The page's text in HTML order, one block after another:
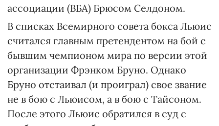
ассоциации (ВБА) Брюсом Селдоном.
В списках Всемирного совета бокса Льюис
считался главным претендентом на бой с
бывшим чемпионом мира по версии этой
организации Фрэнком Бруно. Однако
Бруно отстаивал (и проиграл) свое звание
не в бою с Льюисом, а в бою с Тайсоном.
После этого Льюис обратился в суд с